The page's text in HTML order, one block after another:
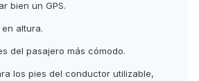
bien un GPS.
altura.
del pasajero más cómodo.
los pies del conductor utilizable,